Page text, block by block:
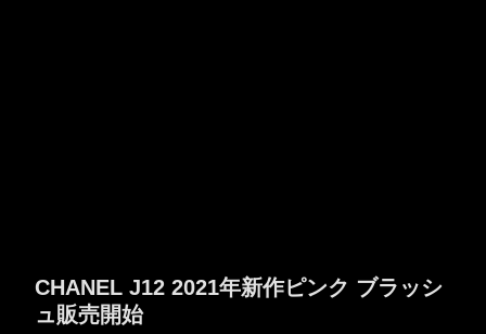
CHANEL J12 2021年新作ピンク ブラッシ
ュ販売開始